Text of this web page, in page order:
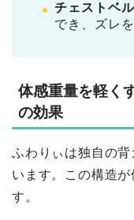
チェストベ
でき、ズレ
体感重量を軽く
の効果
ふわりぃは独自の
います。この構造
す。